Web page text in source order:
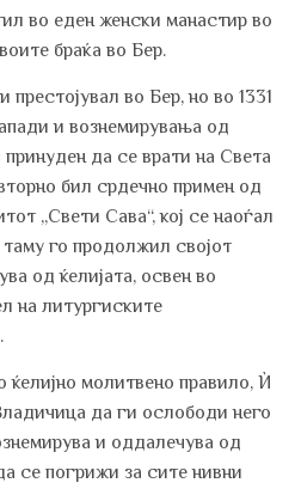
во еден женски манастир во
браќа во Бер.
престојувал во Бер, но во 1331
и вознемирувања од
да се врати на Света
бил срдечно примен од
„Свети Сава“, кој се наоѓал
го продолжил својот
од ќелијата, освен во
на литургиските
молитвено правило, Ѝ
да ги ослободи него
и оддалечува од
се погрижи за сите нивни